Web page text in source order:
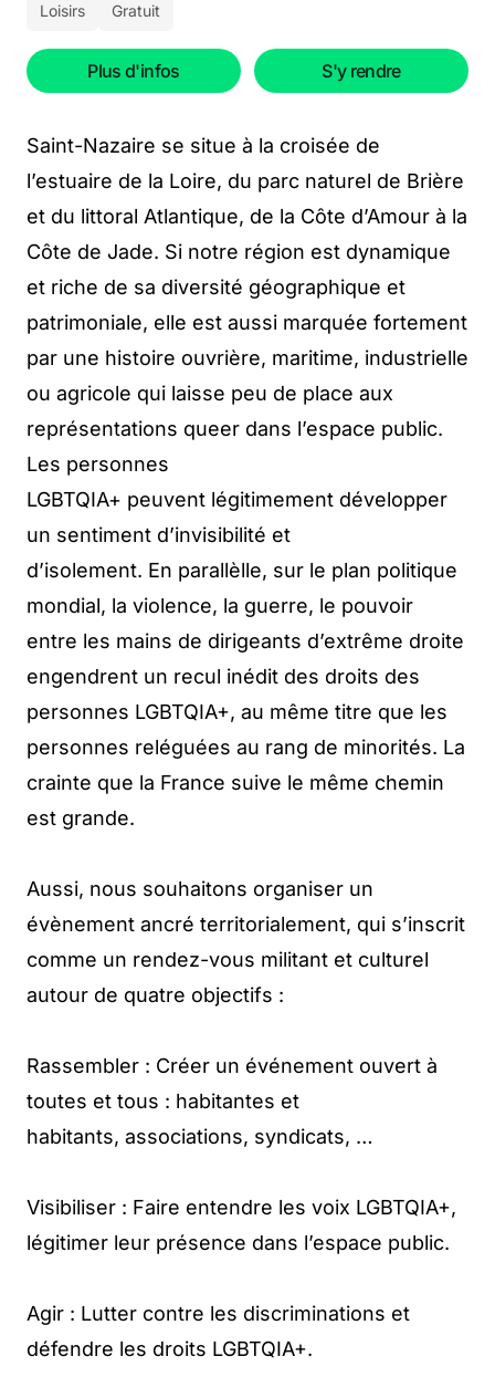
Loisirs Gratuit
Plus d'infos S'y rendre
Saint-Nazaire se situe à la croisée de
l’estuaire de la Loire, du parc naturel de Brière
et du littoral Atlantique, de la Côte d’Amour à la
Côte de Jade. Si notre région est dynamique
et riche de sa diversité géographique et
patrimoniale, elle est aussi marquée fortement
par une histoire ouvrière, maritime, industrielle
ou agricole qui laisse peu de place aux
représentations queer dans l’espace public.
Les personnes
LGBTQIA+ peuvent légitimement développer
un sentiment d’invisibilité et
d’isolement. En parallèlle, sur le plan politique
mondial, la violence, la guerre, le pouvoir
entre les mains de dirigeants d’extrême droite
engendrent un recul inédit des droits des
personnes LGBTQIA+, au même titre que les
personnes reléguées au rang de minorités. La
crainte que la France suive le même chemin
est grande.
Aussi, nous souhaitons organiser un
évènement ancré territorialement, qui s’inscrit
comme un rendez-vous militant et culturel
autour de quatre objectifs :
Rassembler : Créer un événement ouvert à
toutes et tous : habitantes et
habitants, associations, syndicats, …
Visibiliser : Faire entendre les voix LGBTQIA+,
légitimer leur présence dans l’espace public.
Agir : Lutter contre les discriminations et
défendre les droits LGBTQIA+.